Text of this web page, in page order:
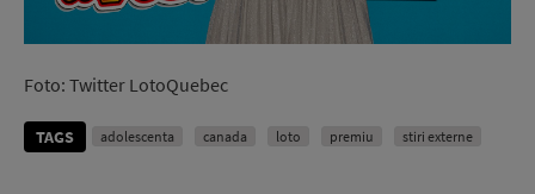
Foto: Twitter LotoQuebec
TAGS adolescenta canada loto premiu stiri externe